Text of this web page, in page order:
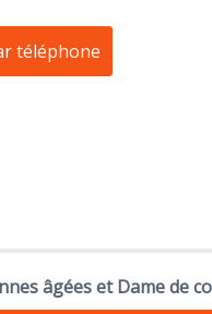
téléphone
âgées et Dame de